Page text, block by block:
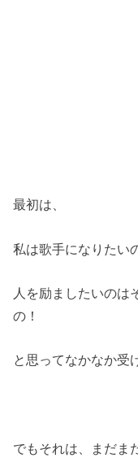
最初は、
私は歌手になりたい
人を励ましたいのは
の！
と思ってなかなか受
でもそれは、まだま